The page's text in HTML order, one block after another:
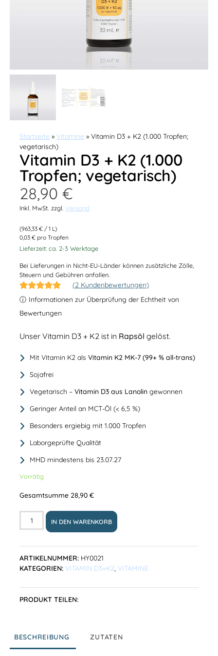
Startseite » Vitamine » Vitamin D3 + K2 (1.000 Tropfen;
vegetarisch)
Vitamin D3 + K2 (1.000
Tropfen; vegetarisch)
28,90 €
Inkl. MwSt. zzgl. Versand
(963,33 € / 1 L)
0,03 € pro Tropfen
Lieferzeit: ca. 2-3 Werktage
Bei Lieferungen in Nicht-EU-Länder können zusätzliche Zölle,
Steuern und Gebühren anfallen.
Bewertet mit
5.00 von 5,
2
Kundenbewertungen
ⓘ Informationen zur Überprüfung der Echtheit von
Bewertungen
(2 Kundenbewertungen)
Unser Vitamin D3 + K2 ist in Rapsöl gelöst.
Mit Vitamin K2 als Vitamin K2 MK-7 (99+ % all-trans)
Sojafrei
Vegetarisch – Vitamin D3 aus Lanolin gewonnen
Geringer Anteil an MCT-Öl (< 6,5 %)
Besonders ergiebig mit 1.000 Tropfen
Laborgeprüfte Qualität
MHD mindestens bis 23.07.27
Vorrätig
Gesamtsumme 28,90 €
IN DEN WARENKORB
ARTIKELNUMMER: HY0021
KATEGORIEN: VITAMIN D3+K2, VITAMINE
PRODUKT TEILEN:
BESCHREIBUNG ZUTATEN